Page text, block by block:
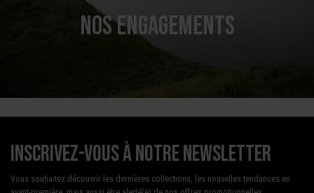
NOS ENGAGEMENTS
Inscrivez-vous à notre newsletter
Vous souhaitez découvrir les dernières collections, les nouvelles tendances en